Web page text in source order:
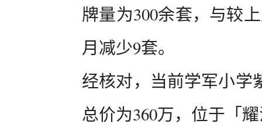
牌量为300余套，与较
月减少9套。
经核对，当前学军小学
总价为360万，位于「